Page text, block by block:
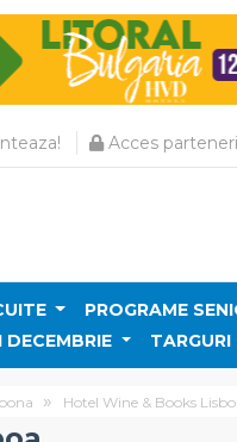
Acces parteneri
PROGRAME
DECEMBRIE TARGURI
Hotel Wine & Books